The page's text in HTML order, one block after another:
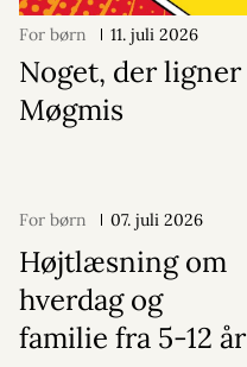
For børn 11. juli 2026
Noget, der ligner
Møgmis
For børn 07. juli 2026
Højtlæsning om
hverdag og
familie fra 5-12 år